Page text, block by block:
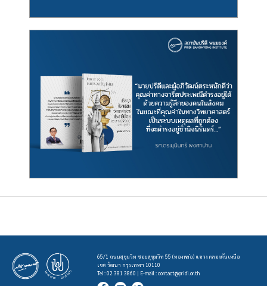
65/1 ถนนสุขุมวิท ซอยสุขุมวิท 55 (ทองหล่อ) แขวง คลองตันเหนือ
เขต วัฒนา กรุงเทพฯ 10110
Tel : 02 381 3860 | E-mail :contact@pridi.or.th